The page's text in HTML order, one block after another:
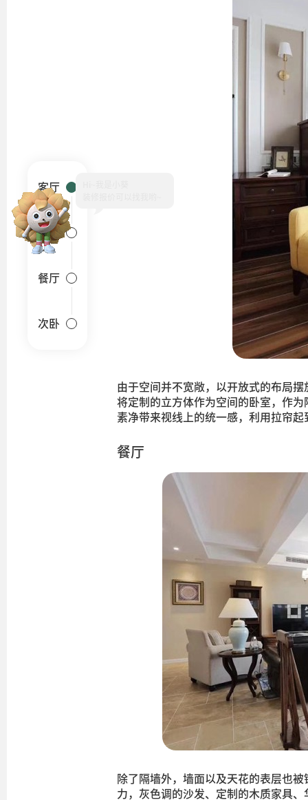
由于空间并不宽敞，以开放式的布局
将定制的立方体作为空间的卧室，作
素净带来视线上的统一感，利用拉帘
餐厅
除了隔墙外，墙面以及天花的表层也
力，灰色调的沙发、定制的木质家具
客厅
卧室
餐厅
次卧